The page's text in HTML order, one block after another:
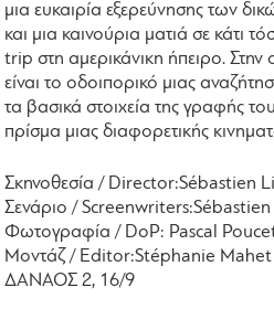
μια ευκαιρία εξερεύνησης των
και μια καινούρια ματιά σε κάτι
trip στη αμερικάνικη ήπειρο. Στην
είναι το οδοιπορικό μιας
τα βασικά στοιχεία της γραφής
πρίσμα μιας διαφορετικής
Σκηνοθεσία / Director:Sébastien
Σενάριο / Screenwriters:
Φωτογραφία / DoP: Pascal
Μοντάζ / Editor:Stéphanie Mahet
ΔΑΝΑΟΣ 2, 16/9